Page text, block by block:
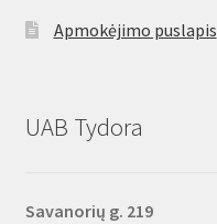
Apmokėjimo puslapis
UAB Tydora
Savanorių g. 219